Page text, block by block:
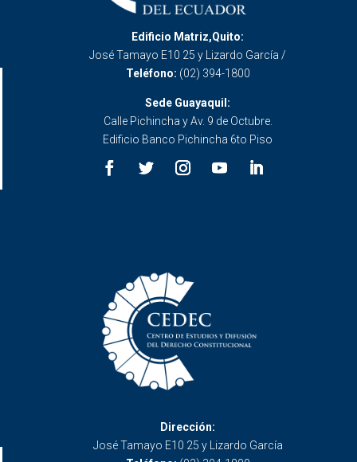
Edificio Matriz,Quito:
José Tamayo E10 25 y Lizardo García /
Teléfono: (02) 394-1800
Sede Guayaquil:
Calle Pichincha y Av. 9 de Octubre.
Edificio Banco Pichincha 6to Piso
Dirección:
José Tamayo E10 25 y Lizardo García